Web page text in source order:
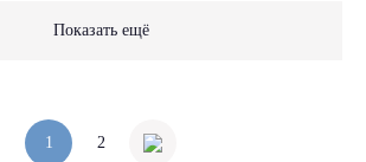
Показать ещё
1 2